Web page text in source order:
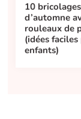
10 bricolages
d’automne
rouleaux de
(idées
enfants)